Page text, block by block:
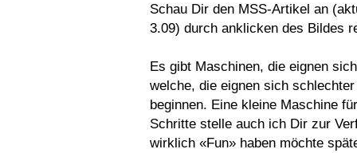
Schau Dir den MSS-Artikel an
3.09) durch anklicken des Bildes
Es gibt Maschinen, die eignen
welche, die eignen sich
beginnen. Eine kleine Maschine
Schritte stelle auch ich Dir zur
wirklich «Fun» haben möchte